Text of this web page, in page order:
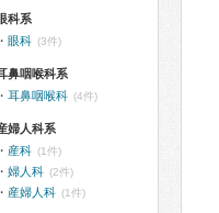
科系
眼科 (3件)
鼻咽喉科系
耳鼻咽喉科 (4件)
婦人科系
産科 (1件)
婦人科 (2件)
産婦人科 (1件)